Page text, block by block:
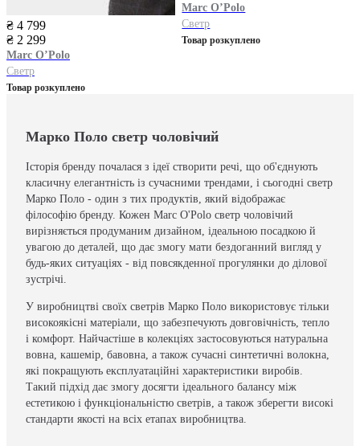
₴ 4 799
₴ 2 299
Marc O’Polo
Светр
Товар розкуплено
Marc O’Polo
Светр
Товар розкуплено
Марко Поло светр чоловічий
Історія бренду почалася з ідеї створити речі, що об'єднують
класичну елегантність із сучасними трендами, і сьогодні светр
Марко Поло - один з тих продуктів, який відображає
філософію бренду. Кожен Marc O'Polo светр чоловічий
вирізняється продуманим дизайном, ідеальною посадкою й
увагою до деталей, що дає змогу мати бездоганний вигляд у
будь-яких ситуаціях - від повсякденної прогулянки до ділової
зустрічі.
У виробництві своїх светрів Марко Поло використовує тільки
високоякісні матеріали, що забезпечують довговічність, тепло
і комфорт. Найчастіше в колекціях застосовуються натуральна
вовна, кашемір, бавовна, а також сучасні синтетичні волокна,
які покращують експлуатаційні характеристики виробів.
Такий підхід дає змогу досягти ідеального балансу між
естетикою і функціональністю светрів, а також зберегти високі
стандарти якості на всіх етапах виробництва.